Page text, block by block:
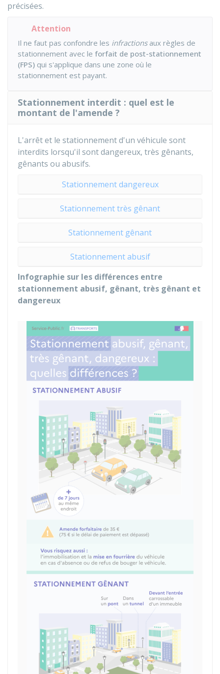
précisées.
Attention
Il ne faut pas confondre les infractionsaux règles de
stationnement avec le forfait de post-stationnement
(FPS) qui s'applique dans une zone où le
stationnement est payant.
Stationnement interdit : quel est le
montant de l'amende ?
L'arrêt et le stationnement d'un véhicule sont
interdits lorsqu'il sont dangereux, très gênants,
gênants ou abusifs.
Stationnement dangereux
Stationnement très gênant
Stationnement gênant
Stationnement abusif
Infographie sur les différences entre
stationnement abusif, gênant, très gênant et
dangereux